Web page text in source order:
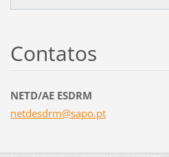
Contatos
NETD/AE ESDRM
netdesdrm@sapo.pt